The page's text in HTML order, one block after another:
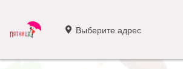
Выберите адрес